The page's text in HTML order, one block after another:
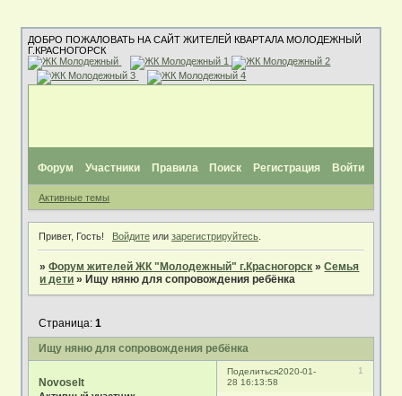
ДОБРО ПОЖАЛОВАТЬ НА САЙТ ЖИТЕЛЕЙ КВАРТАЛА МОЛОДЕЖНЫЙ
Г.КРАСНОГОРСК
Форум Участники Правила Поиск Регистрация Войти
Активные темы
Привет, Гость! Войдитеили зарегистрируйтесь.
»Форум жителей ЖК "Молодежный" г.Красногорск »Семья
и дети » Ищу няню для сопровождения ребёнка
Ищу няню для сопровождения ребёнка
Страница:1
Поделиться 1
2020-01-
28 16:13:58
Novoselt